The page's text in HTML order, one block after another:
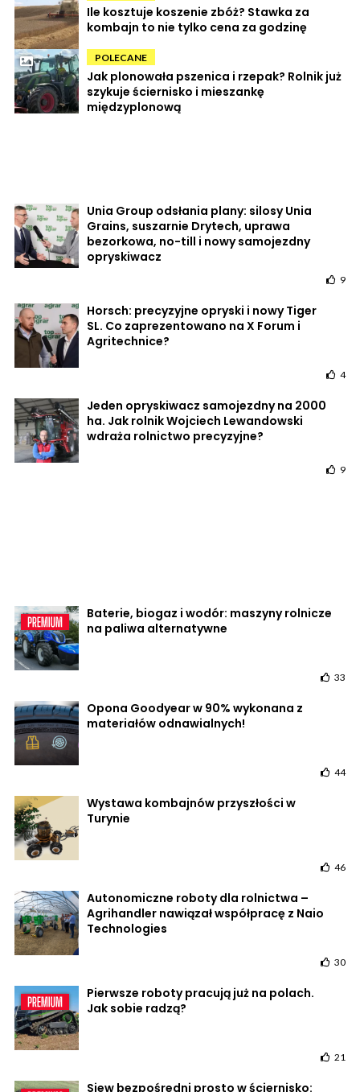
Ile kosztuje koszenie zbóż? Stawka za
kombajn to nie tylko cena za godzinę
POLECANE
Jak plonowała pszenica i rzepak? Rolnik już
szykuje ściernisko i mieszankę
międzyplonową
Unia Group odsłania plany: silosy Unia
Grains, suszarnie Drytech, uprawa
bezorkowa, no-till i nowy samojezdny
opryskiwacz
9
Horsch: precyzyjne opryski i nowy Tiger
SL. Co zaprezentowano na X Forum i
Agritechnice?
4
Jeden opryskiwacz samojezdny na 2000
ha. Jak rolnik Wojciech Lewandowski
wdraża rolnictwo precyzyjne?
9
Baterie, biogaz i wodór: maszyny rolnicze
na paliwa alternatywne
33
Opona Goodyear w 90% wykonana z
materiałów odnawialnych!
44
Wystawa kombajnów przyszłości w
Turynie
46
Autonomiczne roboty dla rolnictwa –
Agrihandler nawiązał współpracę z Naio
Technologies
30
Pierwsze roboty pracują już na polach.
Jak sobie radzą?
21
Siew bezpośredni prosto w ściernisko: